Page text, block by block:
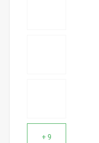
+ 9